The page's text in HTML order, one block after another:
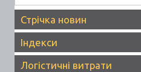
Стрічка новин
Індекси
Логістичні витрати